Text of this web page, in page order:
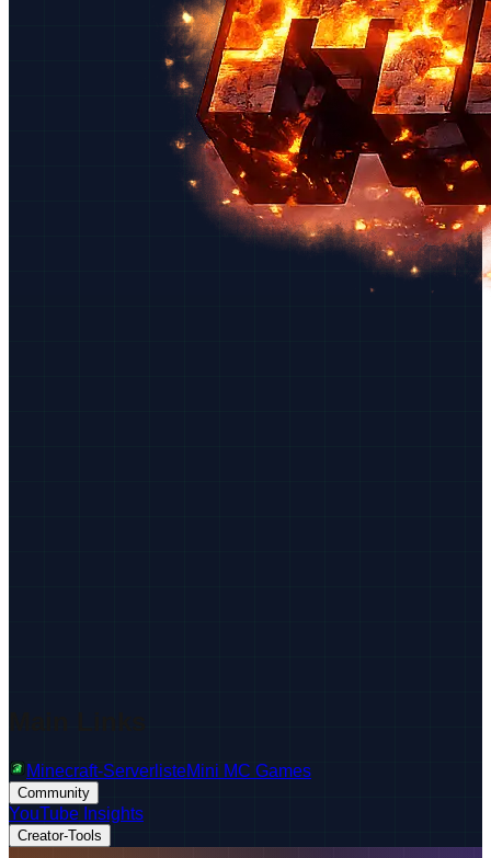
Minecraft-ServerlisteMini MC Games
Community
YouTube Insights
Creator-Tools